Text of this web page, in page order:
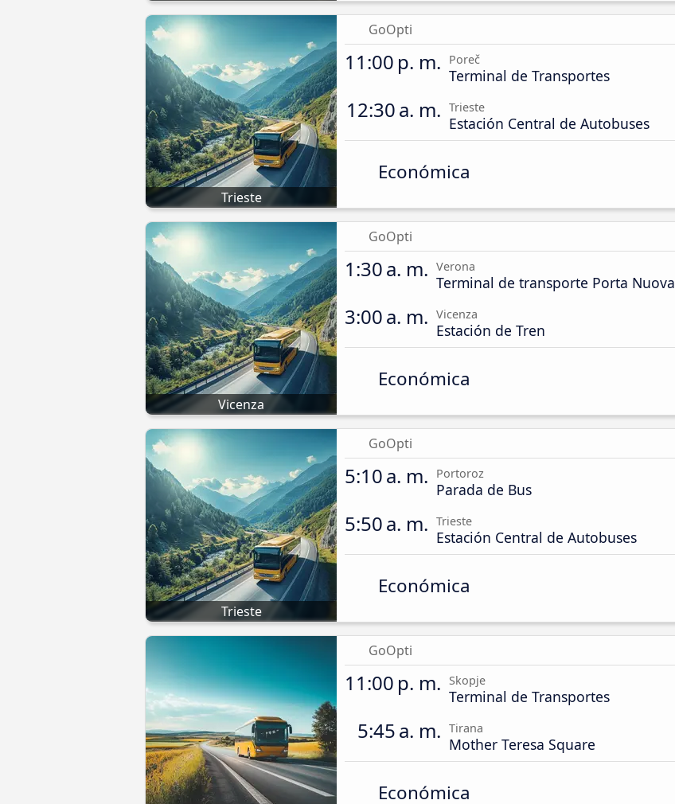
Trieste
GoOpti
11:00 p. m. Poreč
Terminal de Transportes
12:30 a. m. Trieste
Estación Central de Autobuses
Económica
Vicenza
GoOpti
1:30 a. m. Verona
Terminal de transporte Porta Nuova
3:00 a. m. Vicenza
Estación de Tren
Económica
Trieste
GoOpti
5:10 a. m. Portoroz
Parada de Bus
5:50 a. m. Trieste
Estación Central de Autobuses
Económica
GoOpti
11:00 p. m. Skopje
Terminal de Transportes
5:45 a. m. Tirana
Mother Teresa Square
Económica